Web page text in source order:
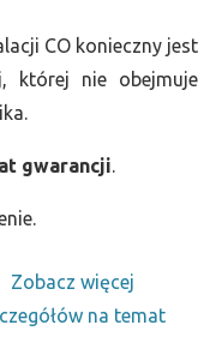
CO konieczny jest
której nie obejmuje
gwarancji.
Zobacz więcej
na temat